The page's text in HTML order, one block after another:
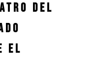
del
el